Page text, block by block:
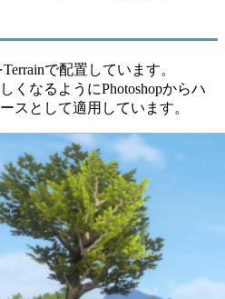
で配置しています。
くなるようにPhotoshopからハ
スとして適用しています。